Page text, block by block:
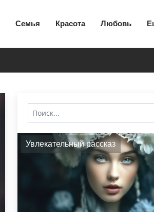
Семья Красота Любовь
Увлекательный рассказ